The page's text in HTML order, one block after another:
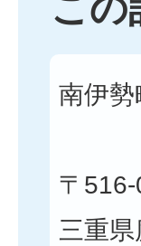
南伊
〒
三重